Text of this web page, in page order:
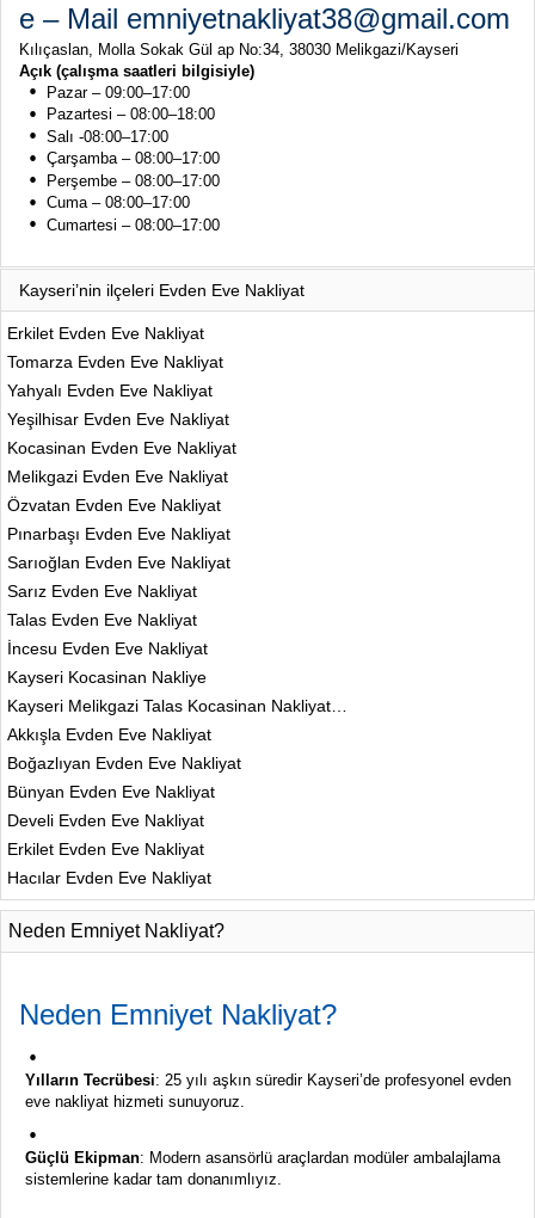
e – Mail emniyetnakliyat38@gmail.com
Kılıçaslan, Molla Sokak Gül ap No:34, 38030 Melikgazi/Kayseri
Açık (çalışma saatleri bilgisiyle)
Pazar – 09:00–17:00
Pazartesi – 08:00–18:00
Salı -08:00–17:00
Çarşamba – 08:00–17:00
Perşembe – 08:00–17:00
Cuma – 08:00–17:00
Cumartesi – 08:00–17:00
Kayseri’nin ilçeleri Evden Eve Nakliyat
Erkilet Evden Eve Nakliyat
Tomarza Evden Eve Nakliyat
Yahyalı Evden Eve Nakliyat
Yeşilhisar Evden Eve Nakliyat
Kocasinan Evden Eve Nakliyat
Melikgazi Evden Eve Nakliyat
Özvatan Evden Eve Nakliyat
Pınarbaşı Evden Eve Nakliyat
Sarıoğlan Evden Eve Nakliyat
Sarız Evden Eve Nakliyat
Talas Evden Eve Nakliyat
İncesu Evden Eve Nakliyat
Kayseri Kocasinan Nakliye
Kayseri Melikgazi Talas Kocasinan Nakliyat…
Akkışla Evden Eve Nakliyat
Boğazlıyan Evden Eve Nakliyat
Bünyan Evden Eve Nakliyat
Develi Evden Eve Nakliyat
Erkilet Evden Eve Nakliyat
Hacılar Evden Eve Nakliyat
Neden Emniyet Nakliyat?
Neden Emniyet Nakliyat?
Yılların Tecrübesi: 25 yılı aşkın süredir Kayseri’de profesyonel evden
eve nakliyat hizmeti sunuyoruz.
Güçlü Ekipman: Modern asansörlü araçlardan modüler ambalajlama
sistemlerine kadar tam donanımlıyız.